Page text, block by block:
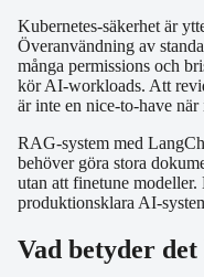
Kubernetes-säkerhet är
Överanvändning av
många permissions och
kör AI-workloads. Att
är inte en nice-to-have
RAG-system med
behöver göra stora
utan att finetune
produktionsklara AI-
Vad betyder